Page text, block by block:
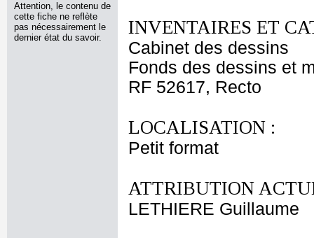
Attention, le contenu de
cette fiche ne reflète
pas nécessairement le
dernier état du savoir.
INVENTAIRES ET
Cabinet des dessins
Fonds des dessins et
RF 52617, Recto
LOCALISATION :
Petit format
ATTRIBUTION
LETHIERE Guillaume